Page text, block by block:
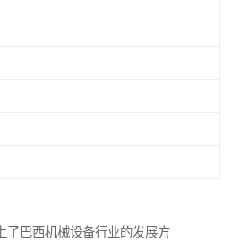
了巴西机械设备行业的发展方